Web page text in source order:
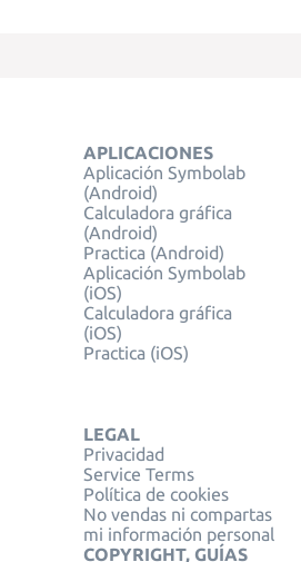
APLICACIONES
Aplicación Symbolab
(Android)
Calculadora gráfica
(Android)
Practica (Android)
Aplicación Symbolab
(iOS)
Calculadora gráfica
(iOS)
Practica (iOS)
LEGAL
Privacidad
Service Terms
Política de cookies
No vendas ni compartas
mi información personal
COPYRIGHT, GUÍAS